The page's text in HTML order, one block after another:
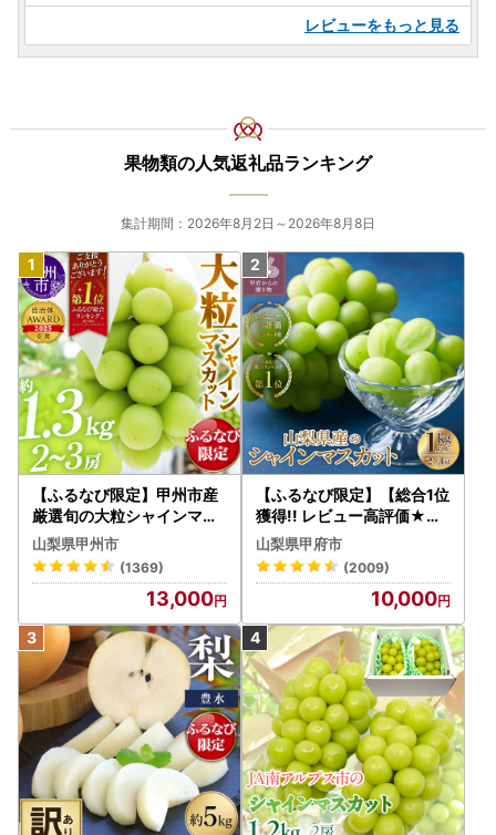
レビューをもっと見る
果物類の人気返礼品ランキング
集計期間：2026年8月2日～2026年8月8日
【ふるなび限定】甲州市産
厳選旬の大粒シャインマス
カット 約1.3kg 2～3房【2
026年発送】（MG）B12-
472 FN-Limited-VO シャ
インマスカット フルーツ
山梨県甲州市
(1369)
13,000
【ふるなび限定】【総合1位
獲得!! レビュー高評価★】
〈2026年度配送分〉山梨
県産 シャインマスカット 2
～3房（1.0kg以上）シャイ
ン フルーツ FN-Limited-S
P
山梨県甲府市
(2009)
10,000